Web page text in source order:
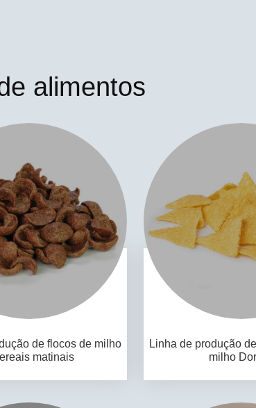
alimentos
de flocos de milho
matinais
Linha de produção
milho